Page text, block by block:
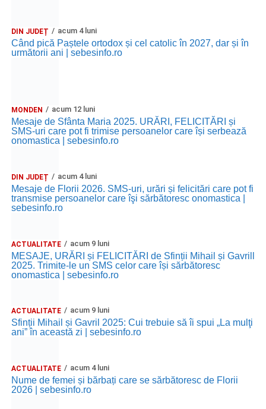
DIN JUDEȚ acum 4 luni
Când pică Paștele ortodox și cel catolic în 2027, dar și în
următorii ani | sebesinfo.ro
MONDEN acum 12 luni
Mesaje de Sfânta Maria 2025. URĂRI, FELICITĂRI și
SMS-uri care pot fi trimise persoanelor care își serbează
onomastica | sebesinfo.ro
DIN JUDEȚ acum 4 luni
Mesaje de Florii 2026. SMS-uri, urări și felicitări care pot fi
transmise persoanelor care îşi sărbătoresc onomastica |
sebesinfo.ro
ACTUALITATE acum 9 luni
MESAJE, URĂRI și FELICITĂRI de Sfinții Mihail și Gavrill
2025. Trimite-le un SMS celor care își sărbătoresc
onomastica | sebesinfo.ro
ACTUALITATE acum 9 luni
Sfinții Mihail și Gavril 2025: Cui trebuie să îi spui „La mulţi
ani” în această zi | sebesinfo.ro
ACTUALITATE acum 4 luni
Nume de femei și bărbați care se sărbătoresc de Florii
2026 | sebesinfo.ro